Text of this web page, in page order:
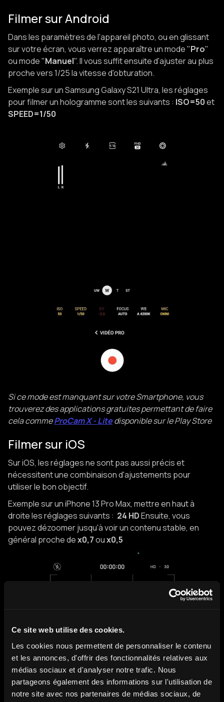
Ce site web utilise des cookies.
Les cookies nous permettent de personnaliser le contenu
et les annonces, d'offrir des fonctionnalités relatives aux
médias sociaux et d'analyser notre trafic. Nous
partageons également des informations sur l'utilisation de
notre site avec nos partenaires de médias sociaux, de
Filmer sur Android
Dans les paramètres de l'appareil photo, ou en glissant
sur votre écran, vous verrez apparaître un mode "Pro"
ou mode "Manuel". Il vous suffit ensuite d'ajuster au plus
proche vers 1/25 la vitesse d'obturation.
Exemple sur un Samsung Galaxy S21 Ultra, les réglages
pour filmer un hologramme sont les suivants : ISO=50et
SPEED=1/50
Si ce mode est manquant sur votre Smartphone, vous
trouverez des applications gratuites permettant de faire
cela commeProCam X - Litedisponible sur le Play Store
Filmer sur iOS
Sur iOS, les réglages ne sont pas aussi précis et
nécessitent une combinaison d'ajustements pour
utiliser le bon objectif.
Exemple sur un iPhone 13 Pro Max, mettre en haut à
droite les réglages suivants : 24 HDEnsuite, vous
pouvez dézoomer jusqu'à voir un contenu stable, en
général proche dex0,7oux0,5